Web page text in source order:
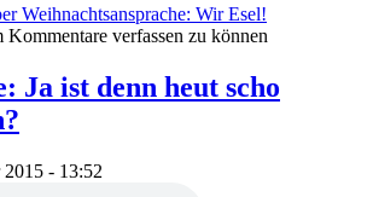
Weihnachtsansprache: Wir Esel!
Kommentare verfassen zu können
Ja ist denn heut scho
2015 - 13:52